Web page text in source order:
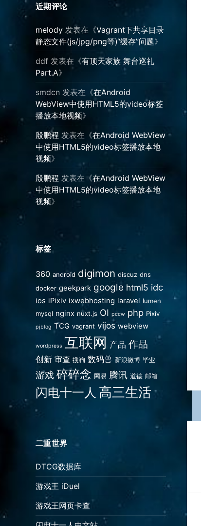
近期评论
melody发表在《Vagrant下共享目录
静态文件(js/jpg/png等)“缓存”问题》
ddf发表在《有顶天家族 舞台巡礼
Part.A》
smdcn 发表在《在Android
WebView中使用HTML5的video标签
播放本地视频》
殷鹏程 发表在《在Android WebView
中使用HTML5的video标签播放本地
视频》
殷鹏程 发表在《在Android WebView
中使用HTML5的video标签播放本地
视频》
标签
360 android digimon discuz dns
docker geekpark google html5 idc
ios iPixiv ixwebhosting laravel lumen
mysql nginx nuxt.js OI pccw php Pixiv
pjblog TCG vagrant vijos webview
wordpress 互联网 产品 作品
创新 审查 搜狗 数码兽 新浪微博 毕业
游戏 碎碎念 网易 腾讯 道德 邮箱
闪电十一人 高三生活
二重世界
DTCG数据库
游戏王 iDuel
游戏王网页卡查